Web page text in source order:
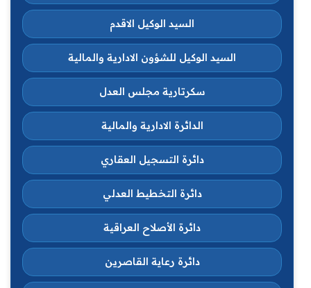
السيد الوكيل الاقدم
السيد الوكيل للشؤون الادارية والمالية
سكرتارية مجلس العدل
الدائرة الادارية والمالية
دائرة التسجيل العقاري
دائرة التخطيط العدلي
دائرة الأصلاح العراقية
دائرة رعاية القاصرين